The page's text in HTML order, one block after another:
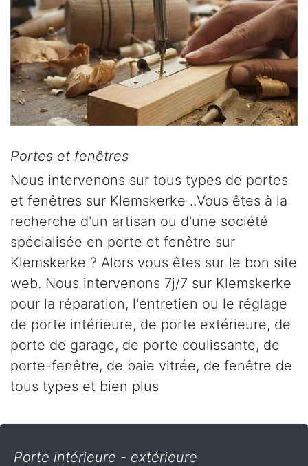
Portes et fenêtres
Nous intervenons sur tous types de portes
et fenêtres sur Klemskerke ..Vous êtes à la
recherche d'un artisan ou d'une société
spécialisée en porte et fenêtre sur
Klemskerke ? Alors vous êtes sur le bon site
web. Nous intervenons 7j/7 sur Klemskerke
pour la réparation, l'entretien ou le réglage
de porte intérieure, de porte extérieure, de
porte de garage, de porte coulissante, de
porte-fenêtre, de baie vitrée, de fenêtre de
tous types et bien plus
Porte intérieure - extérieure